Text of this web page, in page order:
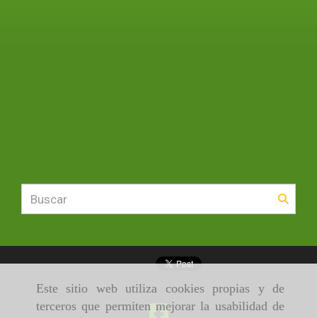
Este sitio web utiliza cookies propias y de
terceros que permiten mejorar la usabilidad de